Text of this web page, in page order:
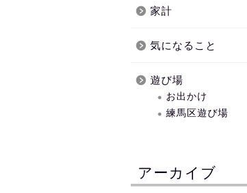
家計
気になること
遊び場
お出かけ
練馬区遊び場
アーカイブ